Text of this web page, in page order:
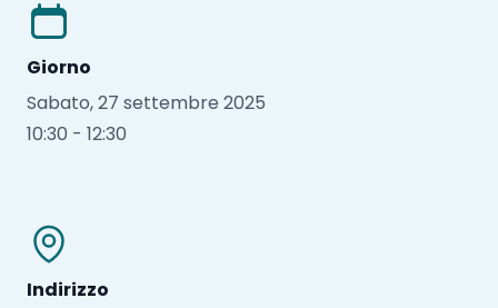
Giorno
Sabato, 27 settembre 2025
10:30 - 12:30
Indirizzo